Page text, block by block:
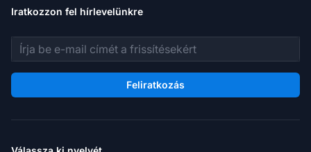
Iratkozzon fel hírlevelünkre
E-mail cím
Feliratkozás